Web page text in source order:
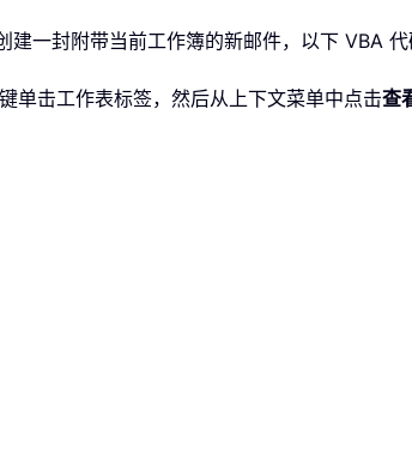
一封附带当前工作簿的新邮件，以下 VBA
单击工作表标签，然后从上下文菜单中点击查